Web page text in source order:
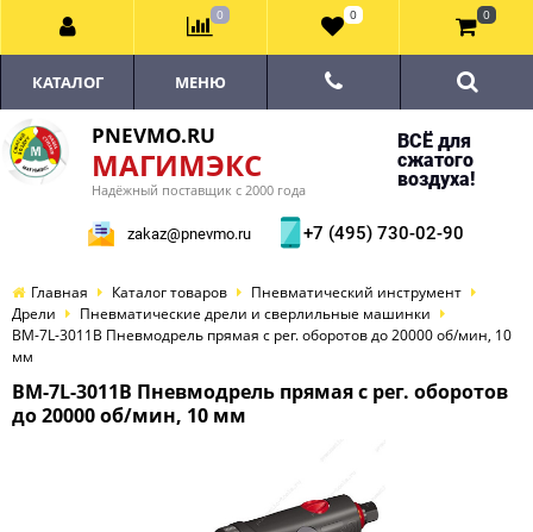
PNEVMO.RU
МАГИМЭКС
Надёжный поставщик с 2000 года
ВСЁ для
сжатого
воздуха!
zakaz@pnevmo.ru +7 (495) 730-02-90
КАТАЛОГ МЕНЮ
Главная Каталог товаров
Пневматический инструмент
Дрели
Пневматические дрели и сверлильные машинки
BM-7L-3011B Пневмодрель прямая с рег. оборотов до 20000 об/мин, 10
мм
BM-7L-3011B Пневмодрель прямая с рег. оборотов
до 20000 об/мин, 10 мм
0 0 0